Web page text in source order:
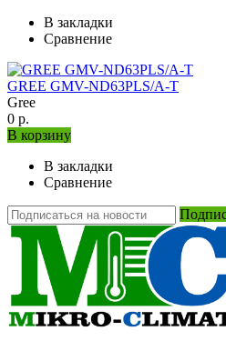
В закладки
Сравнение
GREE GMV-ND63PLS/A-T
Gree
0 р.
В корзину
В закладки
Сравнение